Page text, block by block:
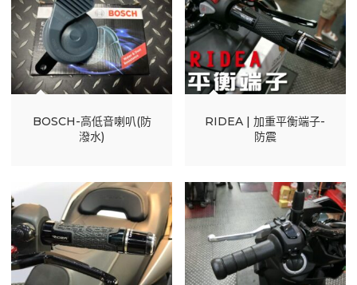
BOSCH-高低音喇叭(防
潑水)
RIDEA | 加重平衡端子-
防震